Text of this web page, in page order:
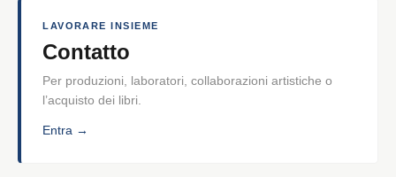
LAVORARE INSIEME
Contatto
Per produzioni, laboratori, collaborazioni artistiche o
l’acquisto dei libri.
Entra →